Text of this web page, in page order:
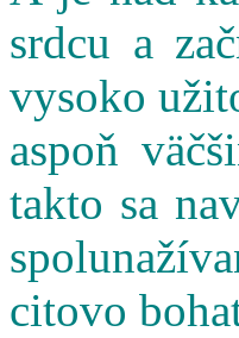
srdcu a
vysoko
aspoň
takto sa
citovo